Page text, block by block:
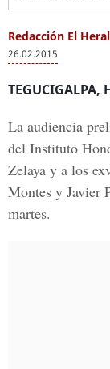
Redacción El
26.02.2015
La audiencia
del Instituto
Zelaya y a los
Montes y Javier
martes.